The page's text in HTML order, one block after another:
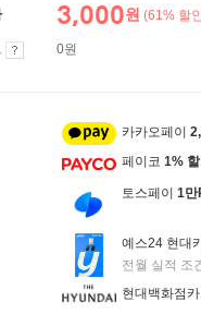
3,000원 (61% 할
0원
카카오페이
페이코 1%
토스페이 1만
예스24 현대
전월 실적 조
현대백화점